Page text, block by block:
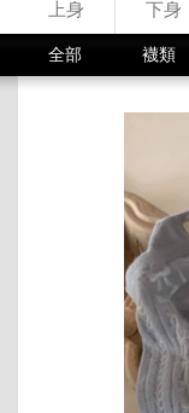
上身 下身
全部 襪類